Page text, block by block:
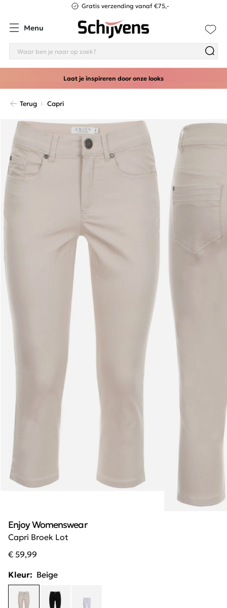
Gratis verzending vanaf €75,-
Menu
Laat je inspireren door onze looks
Terug Capri
Capri Broek Lot
Enjoy Womenswear
€ 59,99
Kleur: Beige